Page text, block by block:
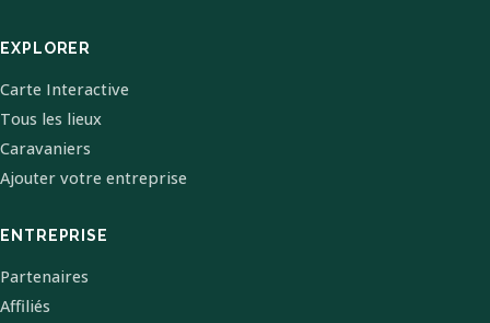
EXPLORER
Carte Interactive
Tous les lieux
Caravaniers
Ajouter votre entreprise
ENTREPRISE
Partenaires
Affiliés